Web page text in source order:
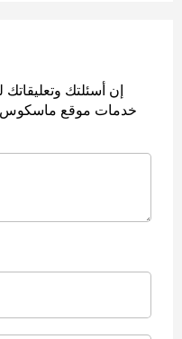
إن أسئلتك
خدمات موقع ماسكوس.